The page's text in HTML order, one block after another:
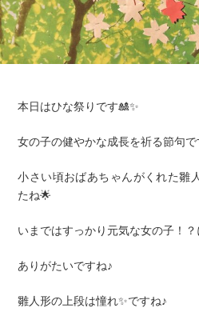
本日はひな祭りです🎎✨
女の子の健やかな成長を祈る節句で
小さい頃おばあちゃんがくれた雛
たね🌟
いまではすっかり元気な女の子！
ありがたいですね♪
雛人形の上段は憧れ✨ですね♪